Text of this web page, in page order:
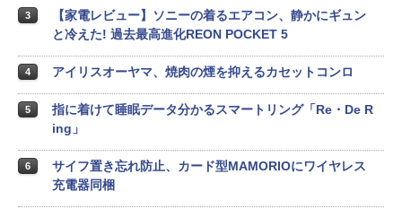
3
【家電レビュー】ソニーの着るエアコン、静かにギュン
と冷えた! 過去最高進化REON POCKET 5
4 アイリスオーヤマ、焼肉の煙を抑えるカセットコンロ
5
指に着けて睡眠データ分かるスマートリング「Re・De R
ing」
6
サイフ置き忘れ防止、カード型MAMORIOにワイヤレス
充電器同梱